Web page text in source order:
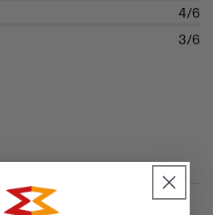
4/6
3/6